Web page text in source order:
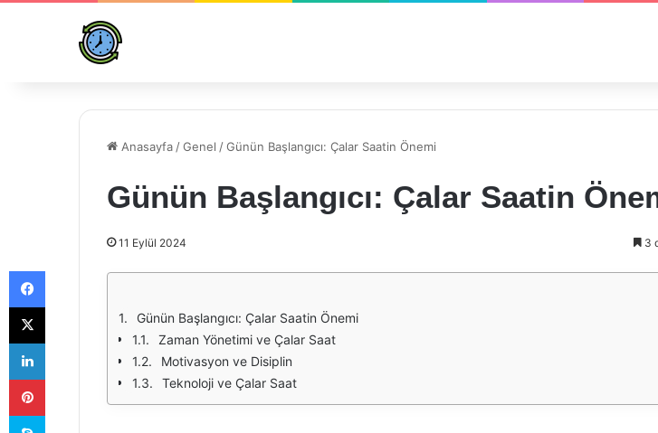
Anasayfa /Genel /Günün Başlangıcı: Çalar Saatin Önemi
Günün Başlangıcı: Çalar Saatin
11 Eylül 2024 3
Günün Başlangıcı: Çalar Saatin Önemi
Zaman Yönetimi ve Çalar Saat
Motivasyon ve Disiplin
Teknoloji ve Çalar Saat
Facebook
X
LinkedIn
Pinterest
Skype